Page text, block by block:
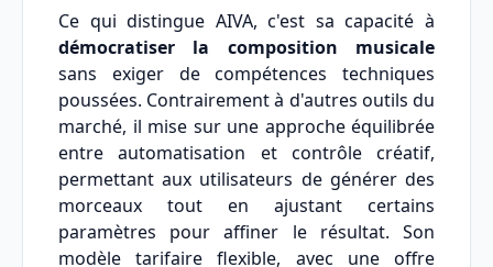
Ce qui distingue AIVA, c'est sa capacité à
démocratiser la composition musicale
sans exiger de compétences techniques
poussées. Contrairement à d'autres outils du
marché, il mise sur une approche équilibrée
entre automatisation et contrôle créatif,
permettant aux utilisateurs de générer des
morceaux tout en ajustant certains
paramètres pour affiner le résultat. Son
modèle tarifaire flexible, avec une offre